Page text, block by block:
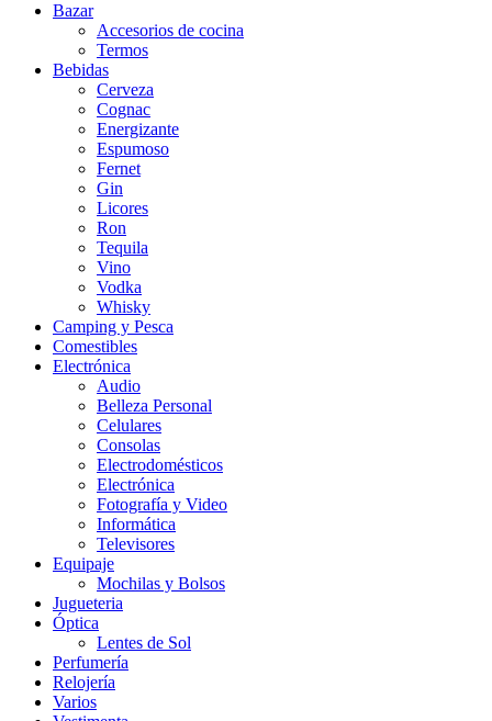
Bazar
Accesorios de cocina
Termos
Bebidas
Cerveza
Cognac
Energizante
Espumoso
Fernet
Gin
Licores
Ron
Tequila
Vino
Vodka
Whisky
Camping y Pesca
Comestibles
Electrónica
Audio
Belleza Personal
Celulares
Consolas
Electrodomésticos
Electrónica
Fotografía y Video
Informática
Televisores
Equipaje
Mochilas y Bolsos
Jugueteria
Óptica
Lentes de Sol
Perfumería
Relojería
Varios